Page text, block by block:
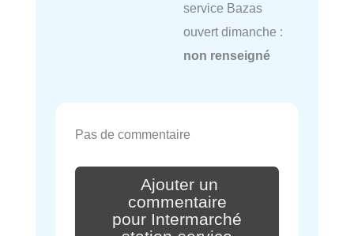
service Bazas
ouvert dimanche :
non renseigné
Pas de commentaire
Ajouter un
commentaire
pour Intermarché